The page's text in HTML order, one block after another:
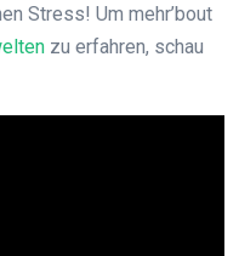
Stress! Um mehr’bout
zu erfahren, schau